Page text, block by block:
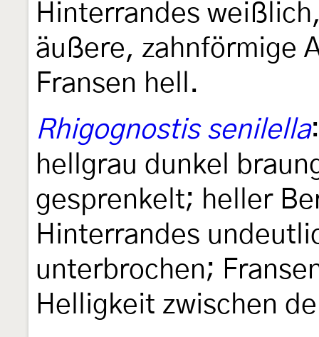
Hinterrandes
äußere, zahnförmige
Fransen hell.
Rhigognostis senilella
hellgrau dunkel
gesprenkelt; heller
Hinterrandes
unterbrochen;
Helligkeit zwischen